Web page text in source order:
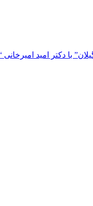
با دکتر امید